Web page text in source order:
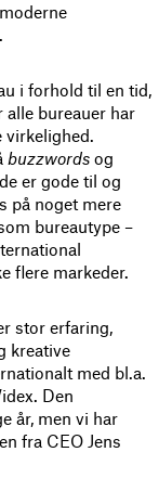
i forhold til en tid,
bureauer har
virkelighed.
buzzwords og
er gode til og
på noget mere
bureautype –
flere markeder.
stor erfaring,
kreative
med bl.a.
Den
år, men vi har
fra CEO Jens